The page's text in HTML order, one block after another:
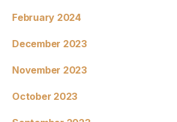
February 2024
December 2023
November 2023
October 2023